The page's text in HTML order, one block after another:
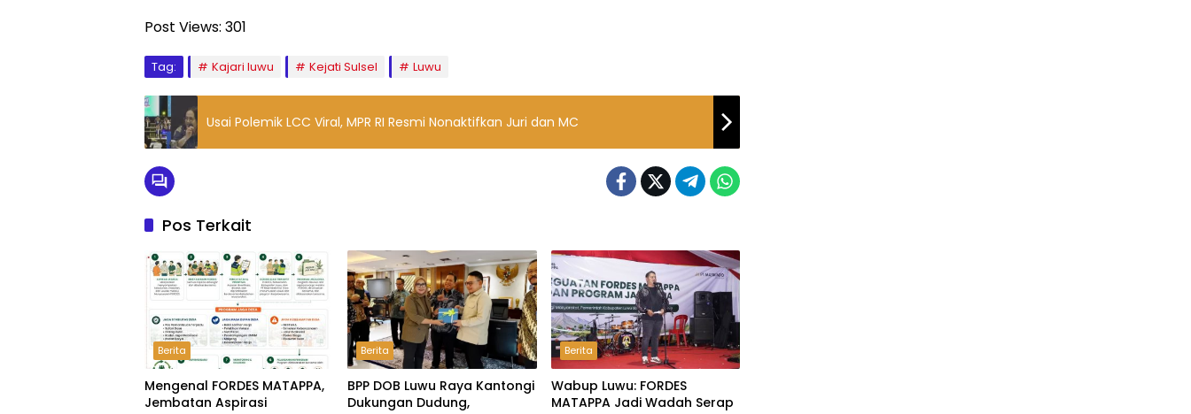
Post Views: 301
Tag: Kajari luwu Kejati Sulsel Luwu
Usai Polemik LCC Viral, MPR RI Resmi Nonaktifkan Juri dan MC
Pos Terkait
Berita
Mengenal FORDES MATAPPA,
Jembatan Aspirasi
Berita
BPP DOB Luwu Raya Kantongi
Dukungan Dudung,
Berita
Wabup Luwu: FORDES
MATAPPA Jadi Wadah Serap